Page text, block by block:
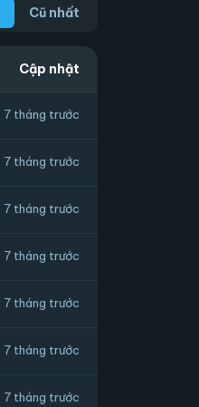
Cũ nhất
Cập nhật
7 tháng trước
7 tháng trước
7 tháng trước
7 tháng trước
7 tháng trước
7 tháng trước
7 tháng trước